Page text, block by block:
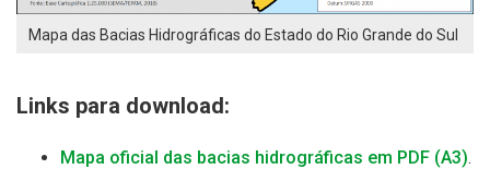
Mapa das Bacias Hidrográficas do Estado do Rio Grande do Sul
Links para download:
Mapa oficial das bacias hidrográficas em PDF (A3).